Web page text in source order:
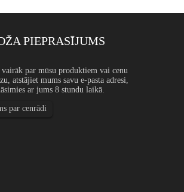
PIEPRASĪJUMS
par mūsu produktiem vai cenu
atstājiet mums savu e-pasta adresi,
ar jums 8 stundu laikā.
par cenrādi
stieple: pielie...
diametra stieple tiek izmantota precīzijas tapām,
filtriem, atsperēm, medicīnas komponentiem,